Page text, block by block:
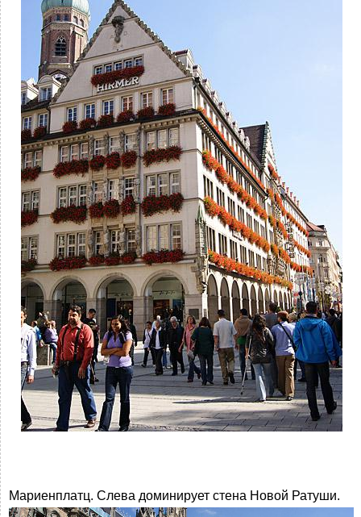
Мариенплатц. Слева доминирует стена Новой Ратуши.